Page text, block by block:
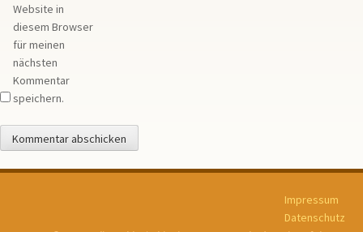
Website in
diesem Browser
für meinen
nächsten
Kommentar
speichern.
Impressum
Datenschutz